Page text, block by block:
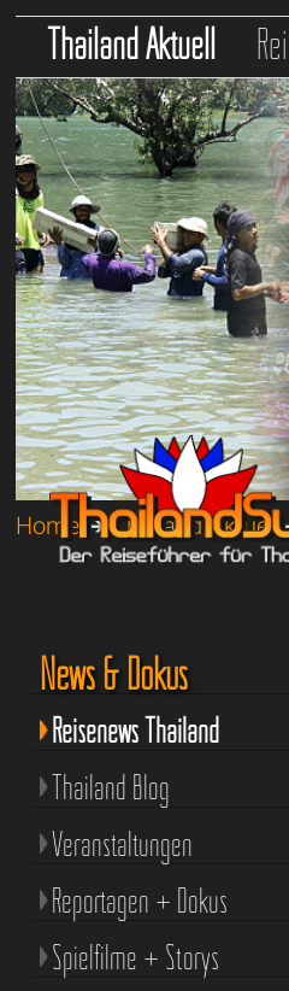
Thailand Aktuell
Home➔Thailand Aktuell
News & Dokus
Reisenews Thailand
Thailand Blog
Veranstaltungen
Reportagen + Dokus
Spielfilme + Storys